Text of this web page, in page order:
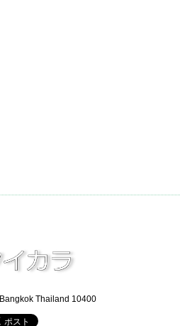
Bangkok Thailand 10400